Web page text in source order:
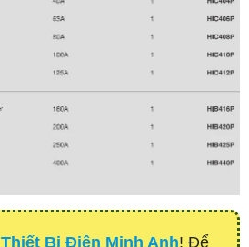
Thiết Bị Điện Minh Anh! Để